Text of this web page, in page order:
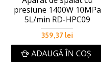
presiune 1400W 10MPa
5L/min RD-HPC09
359,37 lei
ADAUGĂ ÎN COŞ